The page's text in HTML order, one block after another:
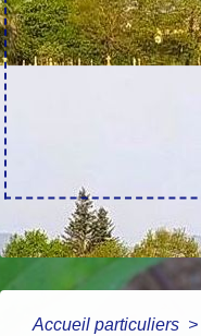
Accueil particuliers >